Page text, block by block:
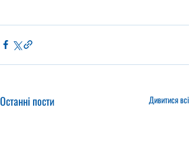
Останні пости Дивитися всі